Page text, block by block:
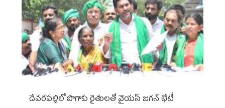
దేవరపల్లిలో పొగాకు రైతులతో వైయస్ జగన్ భేటీ